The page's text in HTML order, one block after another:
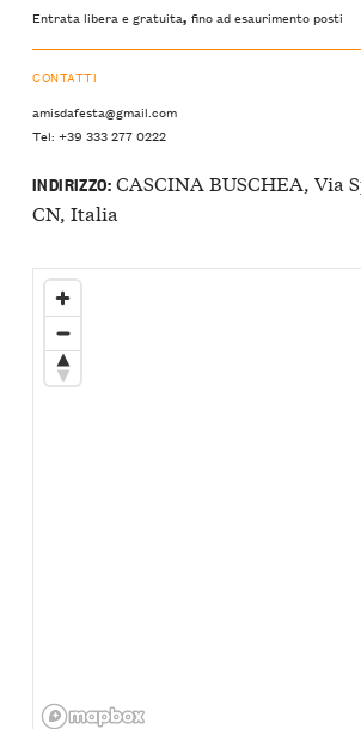
Entrata libera e gratuita, fino ad esaurimento posti
CONTATTI
amisdafesta@gmail.com
Tel: +39 333 277 0222
INDIRIZZO:CASCINA BUSCHEA, Via
CN, Italia